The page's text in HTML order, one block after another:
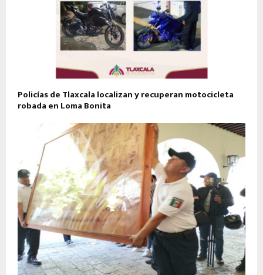
Policías de Tlaxcala localizan y recuperan motocicleta
robada en Loma Bonita